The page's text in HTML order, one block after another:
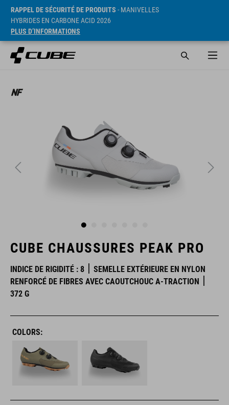
RAPPEL DE SÉCURITÉ DE PRODUITS - MANIVELLES
HYBRIDES EN CARBONE ACID 2026
PLUS D’INFORMATIONS
CUBE CHAUSSURES PEAK PRO
INDICE DE RIGIDITÉ : 8
SEMELLE EXTÉRIEURE EN NYLON
RENFORCÉ DE FIBRES AVEC CAOUTCHOUC A-TRACTION
372 G
COLORS: